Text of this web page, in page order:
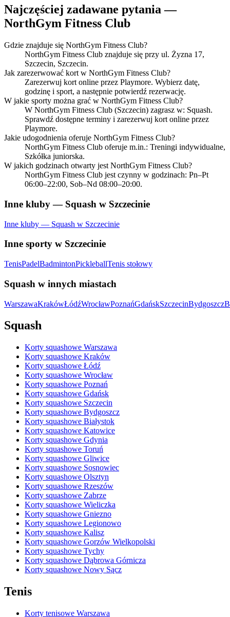
Najczęściej zadawane pytania —
NorthGym Fitness Club
Gdzie znajduje się NorthGym Fitness Club?
NorthGym Fitness Club znajduje się przy ul. Żyzna 17,
Szczecin, Szczecin.
Jak zarezerwować kort w NorthGym Fitness Club?
Zarezerwuj kort online przez Playmore. Wybierz datę,
godzinę i sport, a następnie potwierdź rezerwację.
W jakie sporty można grać w NorthGym Fitness Club?
W NorthGym Fitness Club (Szczecin) zagrasz w: Squash.
Sprawdź dostępne terminy i zarezerwuj kort online przez
Playmore.
Jakie udogodnienia oferuje NorthGym Fitness Club?
NorthGym Fitness Club oferuje m.in.: Treningi indywidualne,
Szkółka juniorska.
W jakich godzinach otwarty jest NorthGym Fitness Club?
NorthGym Fitness Club jest czynny w godzinach: Pn–Pt
06:00–22:00, Sob–Nd 08:00–20:00.
Inne kluby — Squash w Szczecinie
Inne kluby — Squash w Szczecinie
Inne sporty w Szczecinie
TenisPadelBadmintonPickleballTenis stołowy
Squash w innych miastach
WarszawaKrakówŁódźWrocławPoznańGdańskSzczecinBydgoszcz
Squash
Korty squashowe Warszawa
Korty squashowe Kraków
Korty squashowe Łódź
Korty squashowe Wrocław
Korty squashowe Poznań
Korty squashowe Gdańsk
Korty squashowe Szczecin
Korty squashowe Bydgoszcz
Korty squashowe Białystok
Korty squashowe Katowice
Korty squashowe Gdynia
Korty squashowe Toruń
Korty squashowe Gliwice
Korty squashowe Sosnowiec
Korty squashowe Olsztyn
Korty squashowe Rzeszów
Korty squashowe Zabrze
Korty squashowe Wieliczka
Korty squashowe Gniezno
Korty squashowe Legionowo
Korty squashowe Kalisz
Korty squashowe Gorzów Wielkopolski
Korty squashowe Tychy
Korty squashowe Dąbrowa Górnicza
Korty squashowe Nowy Sącz
Tenis
Korty tenisowe Warszawa